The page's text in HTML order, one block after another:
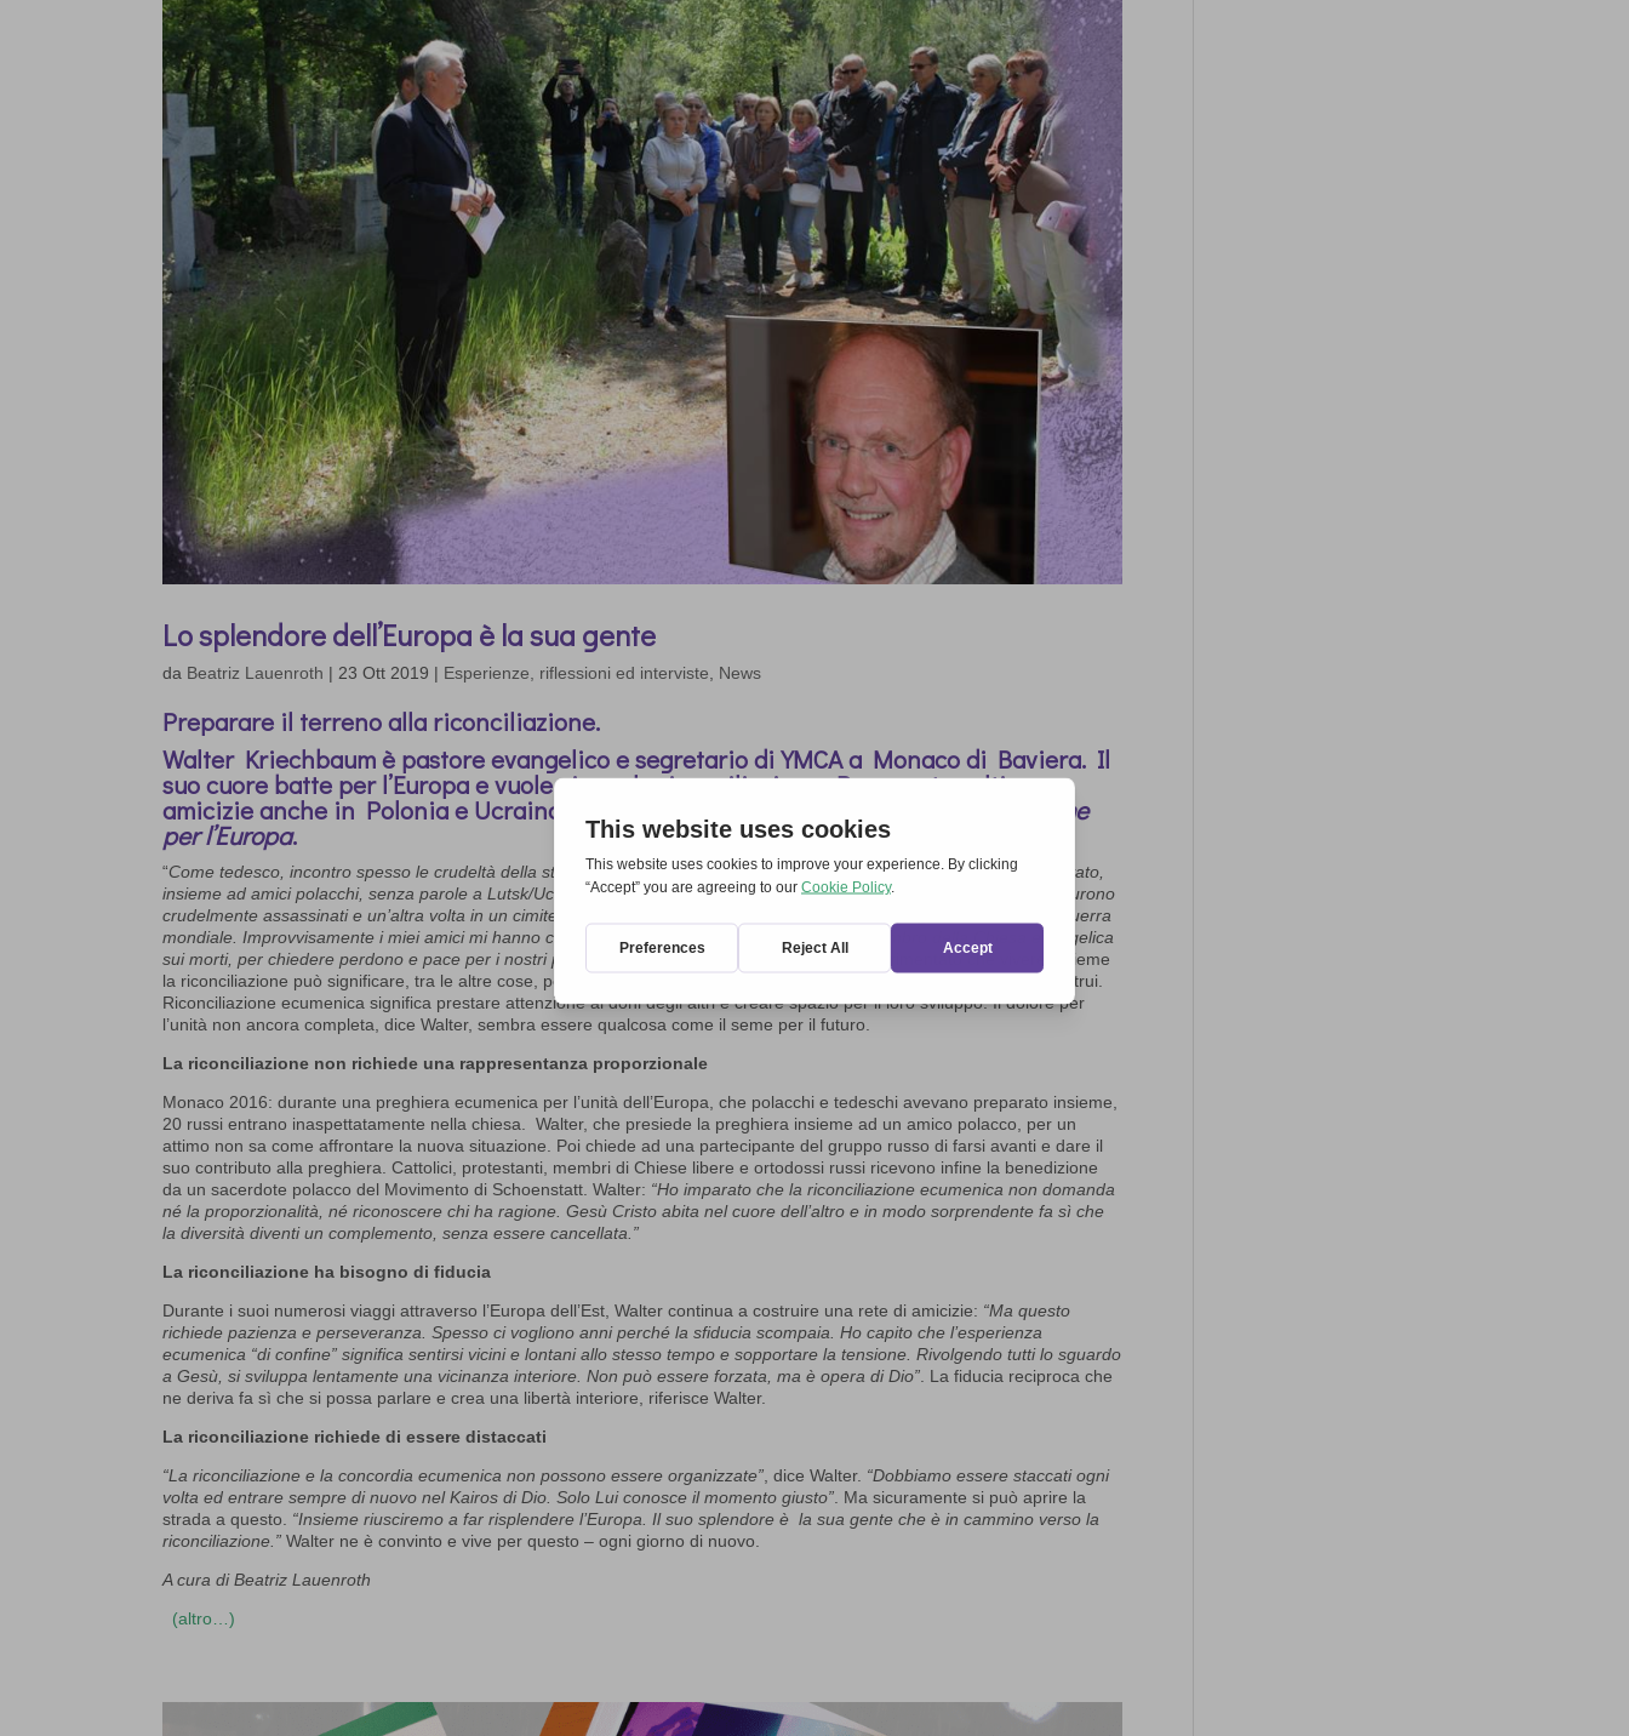
Lo splendore dell’Europa è la sua gente
da Beatriz Lauenroth | 23 Ott 2019 | Esperienze, riflessioni ed interviste News
Preparare il terreno alla riconciliazione.
Walter Kriechbaum è pastore evangelico e segretario di YMCA a Monaco di Baviera. Il
suo cuore batte per l’Europa e vuole vivere la riconciliazione. Per questo coltiva
amicizie anche in Polonia e Ucraina nella rete internazionale ed ecumenica Insieme
per l’Europa.
“Come tedesco, incontro spesso le crudeltà della storia durante i miei viaggi nell’Europa dell’Est. Una volta mi sono trovato,
insieme ad amici polacchi, senza parole a Lutsk/Ucraina, nei luoghi di commemorazione delle migliaia di polacchi che furono
crudelmente assassinati e un’altra volta in un cimitero in mezzo a uno dei più grandi campi di battaglia della seconda guerra
mondiale. Improvvisamente i miei amici mi hanno chiesto di pregare come tedesco e come membro della Chiesa evangelica
sui morti, per chiedere perdono e pace per i nostri popoli d’Europa”.Walter Kriechbaum ha sperimentato che vivere insieme
la riconciliazione può significare, tra le altre cose, percorrere la via dell’afflizione con gli altri, facendo proprio il dolore altrui.
Riconciliazione ecumenica significa prestare attenzione ai doni degli altri e creare spazio per il loro sviluppo. Il dolore per
l’unità non ancora completa, dice Walter, sembra essere qualcosa come il seme per il futuro.
La riconciliazione non richiede una rappresentanza proporzionale
Monaco 2016: durante una preghiera ecumenica per l’unità dell’Europa, che polacchi e tedeschi avevano preparato insieme,
20 russi entrano inaspettatamente nella chiesa. Walter, che presiede la preghiera insieme ad un amico polacco, per un
attimo non sa come affrontare la nuova situazione. Poi chiede ad una partecipante del gruppo russo di farsi avanti e dare il
suo contributo alla preghiera. Cattolici, protestanti, membri di Chiese libere e ortodossi russi ricevono infine la benedizione
da un sacerdote polacco del Movimento di Schoenstatt. Walter: “Ho imparato che la riconciliazione ecumenica non domanda
né la proporzionalità, né riconoscere chi ha ragione. Gesù Cristo abita nel cuore dell’altro e in modo sorprendente fa sì che
la diversità diventi un complemento, senza essere cancellata.”
La riconciliazione ha bisogno di fiducia
Durante i suoi numerosi viaggi attraverso l’Europa dell’Est, Walter continua a costruire una rete di amicizie: “Ma questo
richiede pazienza e perseveranza. Spesso ci vogliono anni perché la sfiducia scompaia. Ho capito che l’esperienza
ecumenica “di confine” significa sentirsi vicini e lontani allo stesso tempo e sopportare la tensione. Rivolgendo tutti lo sguardo
a Gesù, si sviluppa lentamente una vicinanza interiore. Non può essere forzata, ma è opera di Dio” . La fiducia reciproca che
ne deriva fa sì che si possa parlare e crea una libertà interiore, riferisce Walter.
La riconciliazione richiede di essere distaccati
“La riconciliazione e la concordia ecumenica non possono essere organizzate” , dice Walter. “Dobbiamo essere staccati ogni
volta ed entrare sempre di nuovo nel Kairos di Dio. Solo Lui conosce il momento giusto” . Ma sicuramente si può aprire la
strada a questo. “Insieme riusciremo a far risplendere l’Europa. Il suo splendore è la sua gente che è in cammino verso la
riconciliazione.” Walter ne è convinto e vive per questo – ogni giorno di nuovo.
A cura di Beatriz Lauenroth
(altro…)